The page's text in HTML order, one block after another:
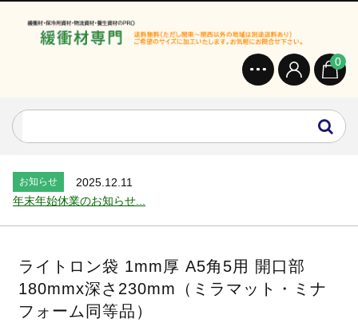
0
オンラインショップを開設いたしました。...
お知らせ
2026.7.24
お知らせ
2025.12.11
年末年始休業のお知らせ...
お知らせ
2024.2.27
全国へ確実・迅速に納品...
お知らせ
2024.2.27
オンラインショップを開設いたしました。...
ライトロン袋 1mm厚 A5角5用 開口部
180mmx深さ230mm（ミラマット・ミナ
フォーム同等品）